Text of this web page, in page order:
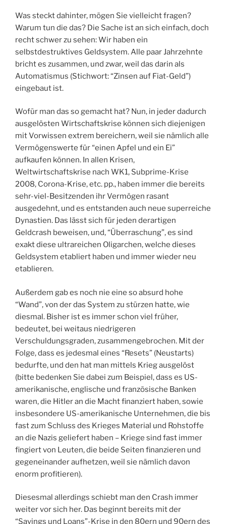
Was steckt dahinter, mögen Sie vielleicht fragen?
Warum tun die das? Die Sache ist an sich einfach, doch
recht schwer zu sehen: Wir haben ein
selbstdestruktives Geldsystem. Alle paar Jahrzehnte
bricht es zusammen, und zwar, weil das darin als
Automatismus (Stichwort: “Zinsen auf Fiat-Geld”)
eingebaut ist.
Wofür man das so gemacht hat? Nun, in jeder dadurch
ausgelösten Wirtschaftskrise können sich diejenigen
mit Vorwissen extrem bereichern, weil sie nämlich alle
Vermögenswerte für “einen Apfel und ein Ei”
aufkaufen können. In allen Krisen,
Weltwirtschaftskrise nach WK1, Subprime-Krise
2008, Corona-Krise, etc. pp., haben immer die bereits
sehr-viel-Besitzenden ihr Vermögen rasant
ausgedehnt, und es entstanden auch neue superreiche
Dynastien. Das lässt sich für jeden derartigen
Geldcrash beweisen, und, “Überraschung”, es sind
exakt diese ultrareichen Oligarchen, welche dieses
Geldsystem etabliert haben und immer wieder neu
etablieren.
Außerdem gab es noch nie eine so absurd hohe
“Wand”, von der das System zu stürzen hatte, wie
diesmal. Bisher ist es immer schon viel früher,
bedeutet, bei weitaus niedrigeren
Verschuldungsgraden, zusammengebrochen. Mit der
Folge, dass es jedesmal eines “Resets” (Neustarts)
bedurfte, und den hat man mittels Krieg ausgelöst
(bitte bedenken Sie dabei zum Beispiel, dass es US-
amerikanische, englische und französische Banken
waren, die Hitler an die Macht finanziert haben, sowie
insbesondere US-amerikanische Unternehmen, die bis
fast zum Schluss des Krieges Material und Rohstoffe
an die Nazis geliefert haben – Kriege sind fast immer
fingiert von Leuten, die beide Seiten finanzieren und
gegeneinander aufhetzen, weil sie nämlich davon
enorm profitieren).
Diesesmal allerdings schiebt man den Crash immer
weiter vor sich her. Das beginnt bereits mit der
“Savings und Loans”-Krise in den 80ern und 90ern des